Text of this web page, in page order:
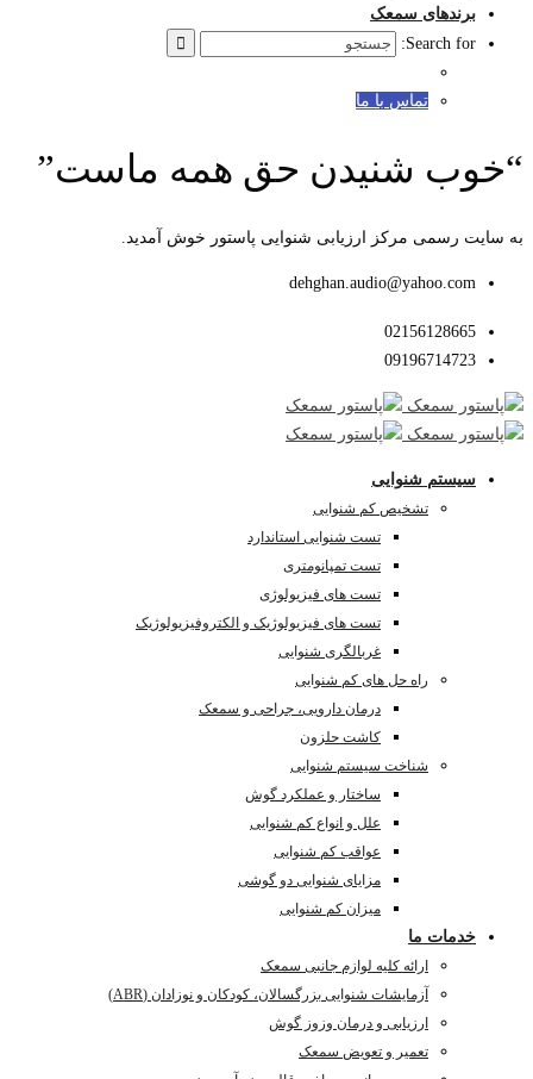
برندهای سمعک
Search for:
تماس با ما
“خوب شنیدن حق همه ماست”
به سایت رسمی مرکز ارزیابی شنوایی پاستور خوش آمدید.
dehghan.audio@yahoo.com
02156128665
09196714723
سیستم شنوایی
تشخیص کم شنوایی
تست شنوایی استاندارد
تست تمپانومتری
تست های فیزیولوژی
تست های فیزیولوژیک و الکتروفیزیولوژیک
غربالگری شنوایی
راه حل های کم شنوایی
درمان دارویی، جراحی و سمعک
کاشت حلزون
شناخت سیستم شنوایی
ساختار و عملکرد گوش
علل و انواع کم شنوایی
عواقب کم شنوایی
مزایای شنوایی دو گوشی
میزان کم شنوایی
خدمات ما
ارائه کلیه لوازم جانبی سمعک
آزمایشات شنوایی بزرگسالان، کودکان و نوزادان (ABR)
ارزیابی و درمان وزوز گوش
تعمیر و تعویض سمعک